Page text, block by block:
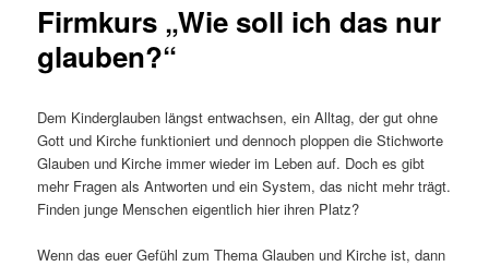
Firmkurs „Wie soll ich das nur
glauben?“
Dem Kinderglauben längst entwachsen, ein Alltag, der gut ohne
Gott und Kirche funktioniert und dennoch ploppen die Stichworte
Glauben und Kirche immer wieder im Leben auf. Doch es gibt
mehr Fragen als Antworten und ein System, das nicht mehr trägt.
Finden junge Menschen eigentlich hier ihren Platz?
Wenn das euer Gefühl zum Thema Glauben und Kirche ist, dann